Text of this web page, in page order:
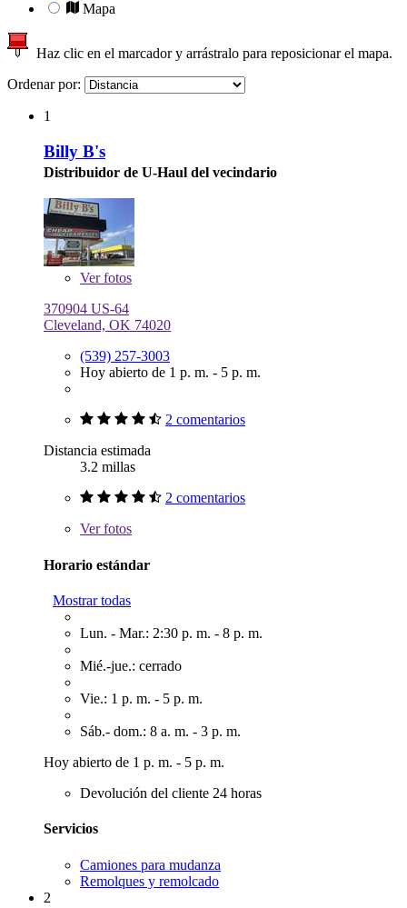
Mapa
Haz clic en el marcador y arrástralo para reposicionar el mapa.
Ordenar por:
1
Billy B's
Distribuidor de U-Haul del vecindario
Verfotos
370904 US-64
Cleveland, OK 74020
(539) 257-3003
Hoy abierto de 1 p. m. - 5 p. m.
2 comentarios
Distancia estimada
3.2 millas
2 comentarios
Verfotos
Horario estándar
Mostrar todas
Lun. - Mar.: 2:30 p. m. - 8 p. m.
Mié.-jue.: cerrado
Vie.: 1 p. m. - 5 p. m.
Sáb.- dom.: 8 a. m. - 3 p. m.
Hoy abierto de 1 p. m. - 5 p. m.
Devolución del cliente 24 horas
Servicios
Camiones para mudanza
Remolques y remolcado
2